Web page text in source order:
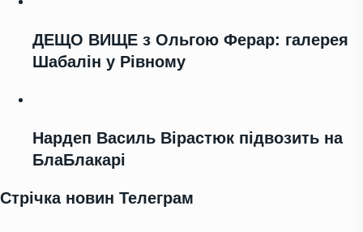
ДЕЩО ВИЩЕ з Ольгою Ферар: галерея
Шабалін у Рівному
Нардеп Василь Вірастюк підвозить на
БлаБлакарі
Стрічка новин Телеграм